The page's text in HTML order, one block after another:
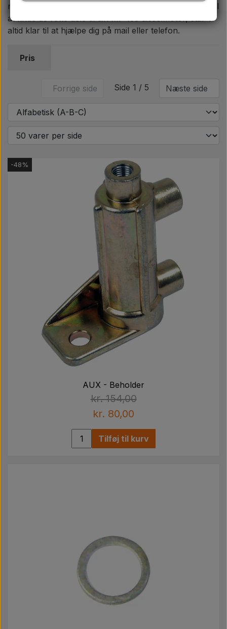
Olie
El-dele
LED Lygter
Maling Agricolour
PTO Aksler GARDLOC
Værksted/ Værktøj
Tilbud
motorrenovering, specifikationer eller mangler hjælp til
at finde de rette dele til din MF 135 dieselmotor, står vi
altid klar til at hjælpe dig på mail eller telefon.
Pris
Forrige side Side 1 / 5 Næste side
-48%
AUX - Beholder
kr. 154,00
kr. 80,00
Tilføj til kurv